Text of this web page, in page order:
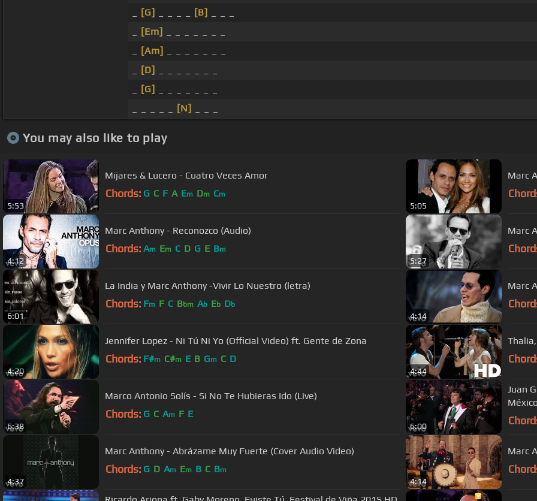
[G] [B]
[Em]
[Am]
[D]
[G]
[N]
You may also like to play
5:53
Mijares & Lucero - Cuatro Veces Amor
Chords: G C F A Em Dm Cm
5:05
Marc
4:12
Marc Anthony - Reconozco (Audio)
Chords: Am Em C D G E Bm
5:27
Marc
6:01
La India y Marc Anthony -Vivir Lo Nuestro (letra)
Chords: Fm F C Bbm Ab Eb Db
4:14
Marc
4:20
Jennifer Lopez - Ni Tú Ni Yo (Official Video) ft. Gente de Zona
Chords: F#m C#m E B Gm C D
4:44
6:38
Marco Antonio Solís - Si No Te Hubieras Ido (Live)
Chords: G C Am F E
6:00
Juan
4:37
Marc Anthony - Abrázame Muy Fuerte (Cover Audio Video)
Chords: G D Am Em B C Bm
4:14
Marc